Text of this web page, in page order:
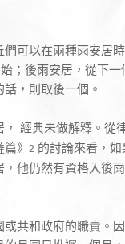
可以在兩種雨安居
；後雨安居，從下
，則取後一個。
經典未做解釋。從
》 2 的討論來看，
他仍然有資格入後
共和政府的職責。